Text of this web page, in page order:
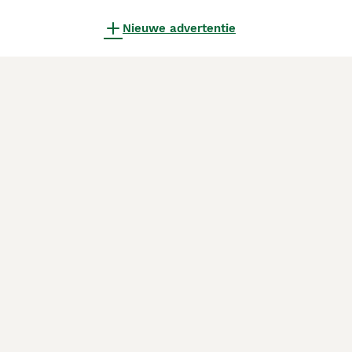
Nieuwe advertentie